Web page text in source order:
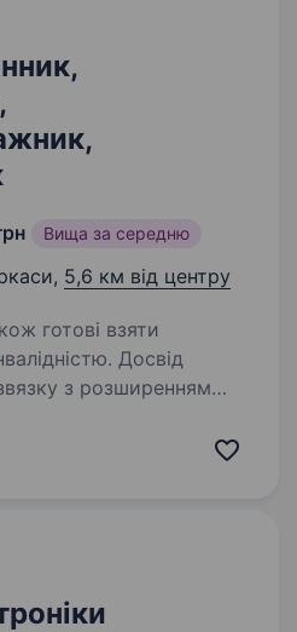
Вища за середню
5,6 км від центру
готові взяти
Досвід
кабельні…